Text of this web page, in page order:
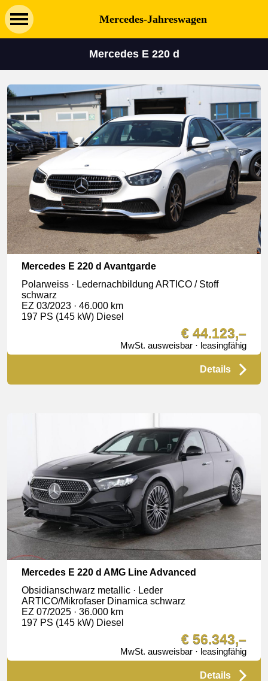
Mercedes-Jahreswagen
Mercedes E 220 d
Mercedes E 220 d Avantgarde
Polarweiss · Ledernachbildung ARTICO / Stoff
schwarz
EZ 03/2023 · 46.000 km
197 PS (145 kW) Diesel
€ 44.123,–
MwSt. ausweisbar · leasingfähig
Details
Mercedes E 220 d AMG Line Advanced
Obsidianschwarz metallic · Leder
ARTICO/Mikrofaser Dinamica schwarz
EZ 07/2025 · 36.000 km
197 PS (145 kW) Diesel
€ 56.343,–
MwSt. ausweisbar · leasingfähig
Details